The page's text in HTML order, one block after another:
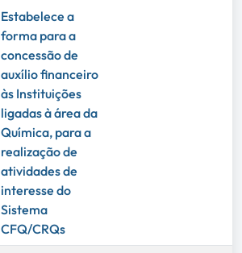
Estabelece a
forma para a
concessão de
auxílio financeiro
às Instituições
ligadas à área da
Química, para a
realização de
atividades de
interesse do
Sistema
CFQ/CRQs